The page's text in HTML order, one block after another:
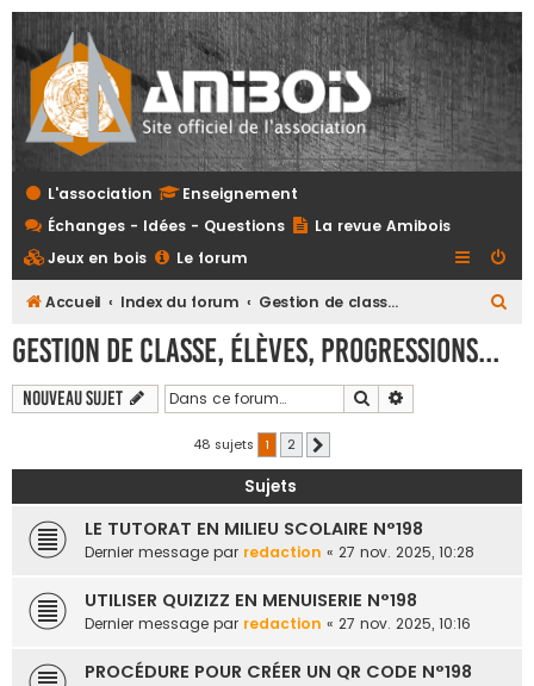
L'association
Enseignement
Échanges - Idées - Questions
La revue Amibois
Jeux en bois
Le forum
Accueil Index du forum Gestion de classe, élèves, progressions...
Gestion de classe, élèves, progressions...
Nouveau sujet Rechercher
48 sujets 1 2
Sujets
LE TUTORAT EN MILIEU SCOLAIRE N°198
Dernier message par redaction « 27 nov. 2025, 10:28
UTILISER QUIZIZZ EN MENUISERIE N°198
Dernier message par redaction « 27 nov. 2025, 10:16
PROCÉDURE POUR CRÉER UN QR CODE N°198